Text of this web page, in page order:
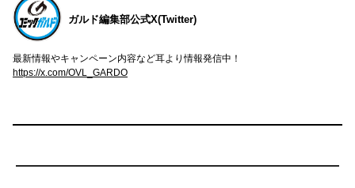
ガルド編集部公式X(Twitter)
最新情報やキャンペーン内容など耳より情報発信中！
https://x.com/OVL_GARDO